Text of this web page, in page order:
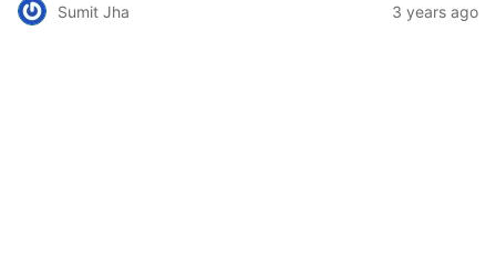
Sumit Jha 3 years ago